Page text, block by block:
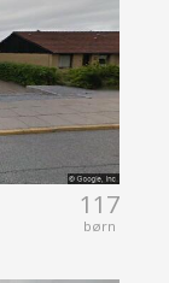
117
børn